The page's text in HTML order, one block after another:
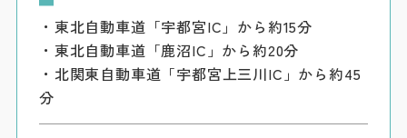
・東北自動車道「宇都宮IC」から約15分
・東北自動車道「鹿沼IC」から約20分
・北関東自動車道「宇都宮上三川IC」から約45
分